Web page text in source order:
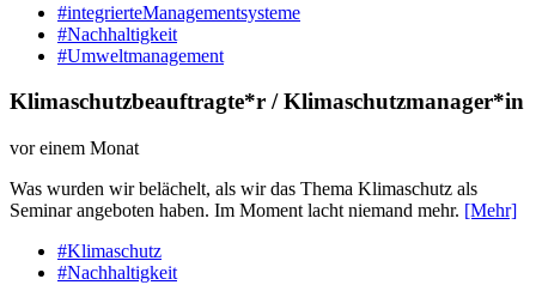
#integrierteManagementsysteme
#Nachhaltigkeit
#Umweltmanagement
Klimaschutzbeauftragte*r / Klimaschutzmanager*in
vor einem Monat
Was wurden wir belächelt, als wir das Thema Klimaschutz als
Seminar angeboten haben. Im Moment lacht niemand mehr. [Mehr]
#Klimaschutz
#Nachhaltigkeit